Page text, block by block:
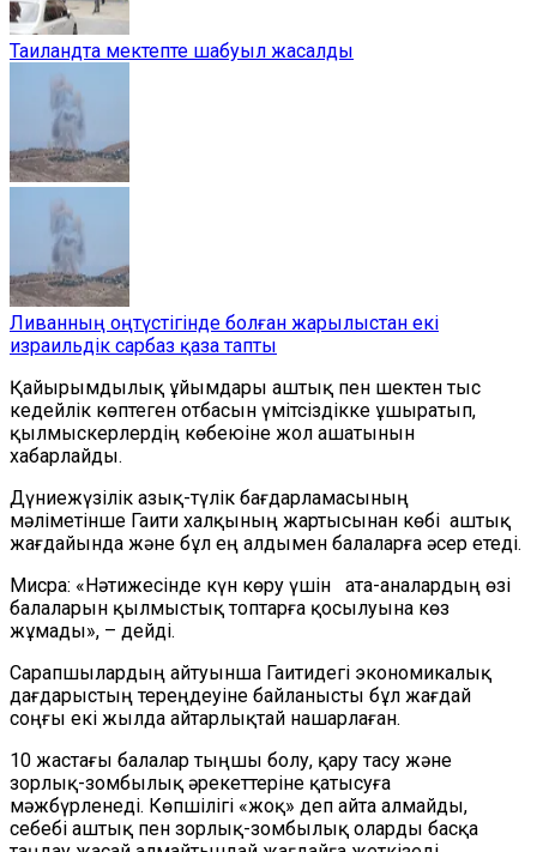
Таиландта мектепте шабуыл жасалды
Ливанның оңтүстігінде болған жарылыстан екі
израильдік сарбаз қаза тапты
Қайырымдылық ұйымдары аштық пен шектен тыс
кедейлік көптеген отбасын үмітсіздікке ұшыратып,
қылмыскерлердің көбеюіне жол ашатынын
хабарлайды.
Дүниежүзілік азық-түлік бағдарламасының
мәліметінше Гаити халқының жартысынан көбі аштық
жағдайында және бұл ең алдымен балаларға әсер етеді.
Мисра: «Нәтижесінде күн көру үшін ата-аналардың өзі
балаларын қылмыстық топтарға қосылуына көз
жұмады», – дейді.
Сарапшылардың айтуынша Гаитидегі экономикалық
дағдарыстың тереңдеуіне байланысты бұл жағдай
соңғы екі жылда айтарлықтай нашарлаған.
10 жастағы балалар тыңшы болу, қару тасу және
зорлық-зомбылық әрекеттеріне қатысуға
мәжбүрленеді. Көпшілігі «жоқ» деп айта алмайды,
себебі аштық пен зорлық-зомбылық оларды басқа